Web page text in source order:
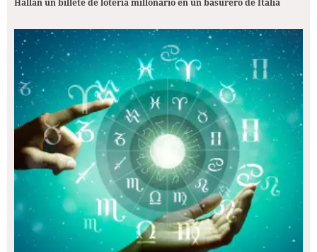
Hallan un billete de lotería millonario en un basurero de Italia